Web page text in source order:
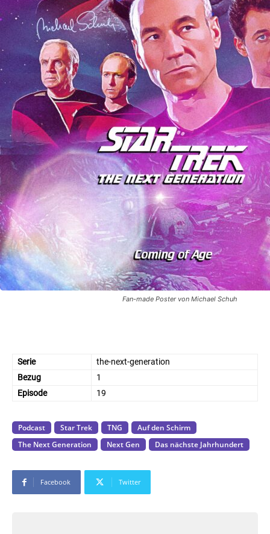
Fan-made Poster von Michael Schuh
Serie
the-next-generation
Bezug
1
Episode
19
Podcast Star Trek TNG
Auf den Schirm
The Next Generation
Next Gen Das nächste Jahrhundert
Facebook Twitter